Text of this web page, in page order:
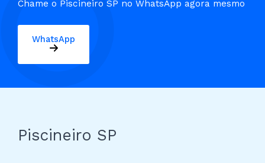
Chame o Piscineiro SP no WhatsApp agora mesmo
WhatsApp
Piscineiro SP